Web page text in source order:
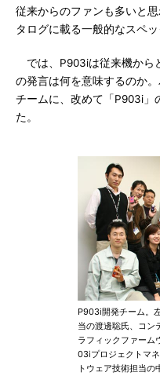
従来からのファンも多いと
タログに載る一般的なスペ
では、P903iは従来機から
の発言は何を意味するのか
チームに、改めて「P903i」
た。
P903i開発チーム。
当の渡邊聡氏、コン
ラフィックファーム
03iプロジェクトマ
トウェア技術担当